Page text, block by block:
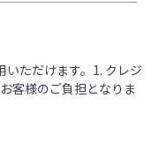
ただけます。1. クレジ
客様のご負担となりま